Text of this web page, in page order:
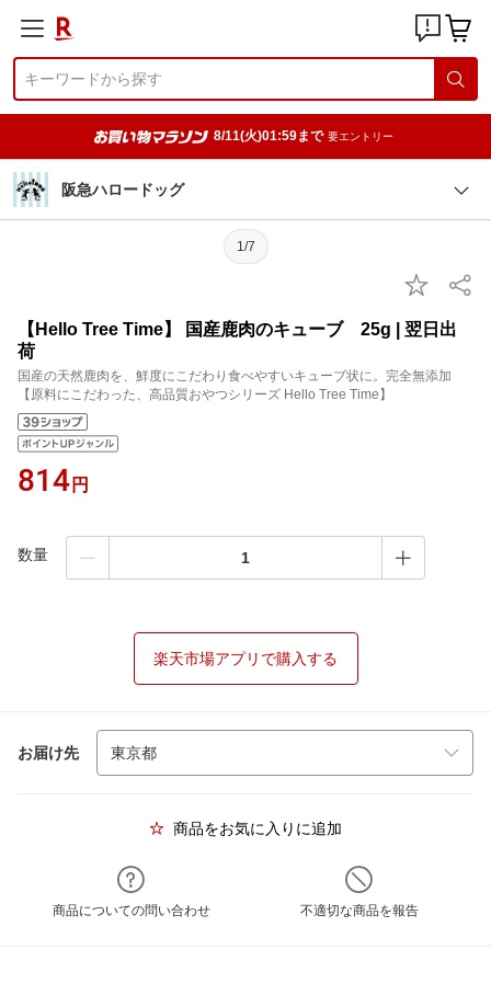
8/11(火)01:59まで 要エントリー
阪急ハロードッグ
1/7
【Hello Tree Time】 国産鹿肉のキューブ 25g | 翌日出
荷
国産の天然鹿肉を、鮮度にこだわり食べやすいキューブ状に。完全無添加
【原料にこだわった、高品質おやつシリーズ Hello Tree Time】
814 円
数量
楽天市場アプリで購入する
お届け先
商品をお気に入りに追加
商品についての問い合わせ 不適切な商品を報告